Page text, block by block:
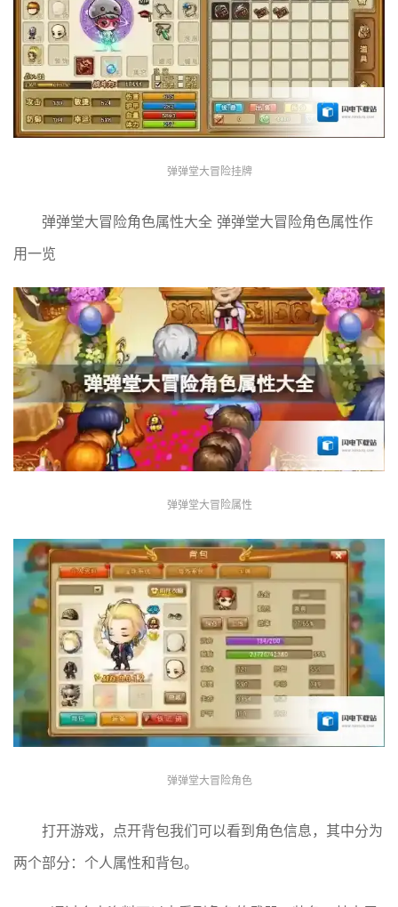
弹弹堂大冒险挂牌
弹弹堂大冒险角色属性大全 弹弹堂大冒险角色属性作
用一览
弹弹堂大冒险属性
弹弹堂大冒险角色
打开游戏，点开背包我们可以看到角色信息，其中分为
两个部分：个人属性和背包。